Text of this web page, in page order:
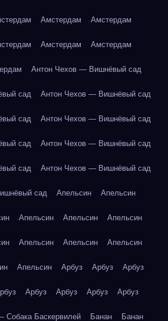
Амстердам Амстердам
Амстердам Амстердам
Антон Чехов — Вишнёвый сад
сад Антон Чехов — Вишнёвый сад
сад Антон Чехов — Вишнёвый сад
сад Антон Чехов — Вишнёвый сад
сад Антон Чехов — Вишнёвый сад
сад Апельсин Апельсин
Апельсин Апельсин Апельсин
Апельсин Апельсин Апельсин
Апельсин Арбуз Арбуз Арбуз
Арбуз Арбуз Арбуз Арбуз
Собака Баскервилей Банан Банан